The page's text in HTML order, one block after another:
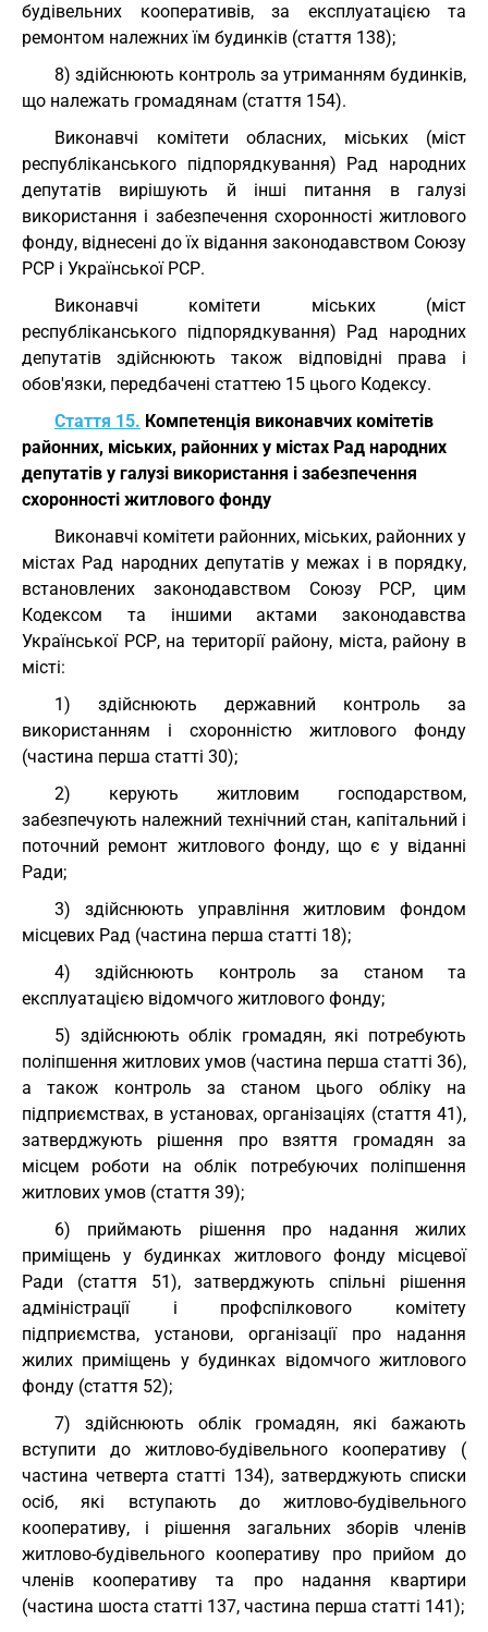
будівельних кооперативів, за експлуатацією та
ремонтом належних їм будинків (стаття 138);
8) здійснюють контроль за утриманням будинків,
що належать громадянам (стаття 154).
Виконавчі комітети обласних, міських (міст
республіканського підпорядкування) Рад народних
депутатів вирішують й інші питання в галузі
використання і забезпечення схоронності житлового
фонду, віднесені до їх відання законодавством Союзу
РСР і Української РСР.
Виконавчі комітети міських (міст
республіканського підпорядкування) Рад народних
депутатів здійснюють також відповідні права і
обов'язки, передбачені статтею 15 цього Кодексу.
Стаття 15. Компетенція виконавчих комітетів
районних, міських, районних у містах Рад народних
депутатів у галузі використання і забезпечення
схоронності житлового фонду
Виконавчі комітети районних, міських, районних у
містах Рад народних депутатів у межах і в порядку,
встановлених законодавством Союзу РСР, цим
Кодексом та іншими актами законодавства
Української РСР, на території району, міста, району в
місті:
1) здійснюють державний контроль за
використанням і схоронністю житлового фонду
(частина перша статті 30);
2) керують житловим господарством,
забезпечують належний технічний стан, капітальний і
поточний ремонт житлового фонду, що є у віданні
Ради;
3) здійснюють управління житловим фондом
місцевих Рад (частина перша статті 18);
4) здійснюють контроль за станом та
експлуатацією відомчого житлового фонду;
5) здійснюють облік громадян, які потребують
поліпшення житлових умов (частина перша статті 36),
а також контроль за станом цього обліку на
підприємствах, в установах, організаціях (стаття 41),
затверджують рішення про взяття громадян за
місцем роботи на облік потребуючих поліпшення
житлових умов (стаття 39);
6) приймають рішення про надання жилих
приміщень у будинках житлового фонду місцевої
Ради (стаття 51), затверджують спільні рішення
адміністрації і профспілкового комітету
підприємства, установи, організації про надання
жилих приміщень у будинках відомчого житлового
фонду (стаття 52);
7) здійснюють облік громадян, які бажають
вступити до житлово-будівельного кооперативу (
частина четверта статті 134), затверджують списки
осіб, які вступають до житлово-будівельного
кооперативу, і рішення загальних зборів членів
житлово-будівельного кооперативу про прийом до
членів кооперативу та про надання квартири
(частина шоста статті 137, частина перша статті 141);